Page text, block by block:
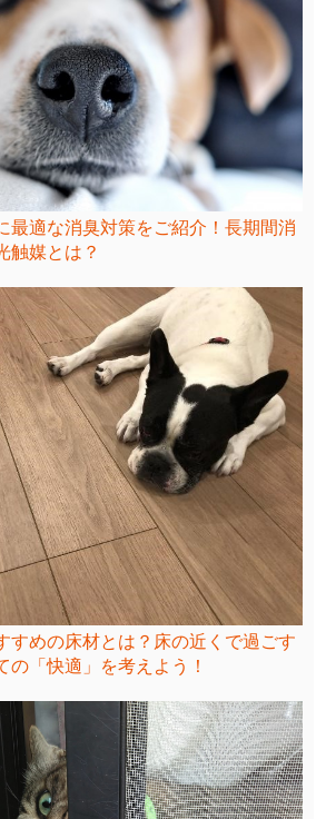
最適な消臭対策をご紹介！長期間消
触媒とは？
すめの床材とは？床の近くで過ごす
の「快適」を考えよう！